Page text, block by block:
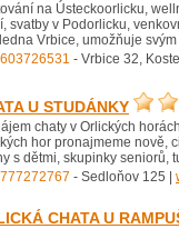
na Ústeckoorlicku,
svatby v Podorlicku,
Vrbice, umožňuje
- Vrbice 32,
U STUDÁNKY
chaty v Orlických
hor pronajmeme nově,
s dětmi, skupinky seniorů,
- Sedloňov 125 |
CHATA U